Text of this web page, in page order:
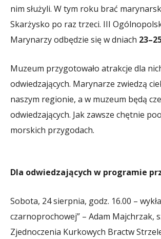
nim służyli. W tym roku brać
Skarżysko po raz trzeci. III
Marynarzy odbędzie się w dniach
Muzeum przygotowało atrakcje dla
odwiedzających. Marynarze zwiedzą
naszym regionie, a w muzeum będą
odwiedzających. Jak zawsze chętnie
morskich przygodach.
Dla odwiedzających w programie
Sobota, 24 sierpnia, godz. 16.00 –
czarnoprochowej” – Adam Majchrzak,
Zjednoczenia Kurkowych Bractw